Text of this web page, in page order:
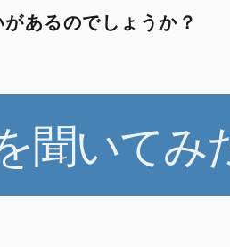
あるのでしょうか？
聞いてみ